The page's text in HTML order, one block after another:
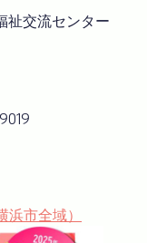
祉交流センター
市全域）